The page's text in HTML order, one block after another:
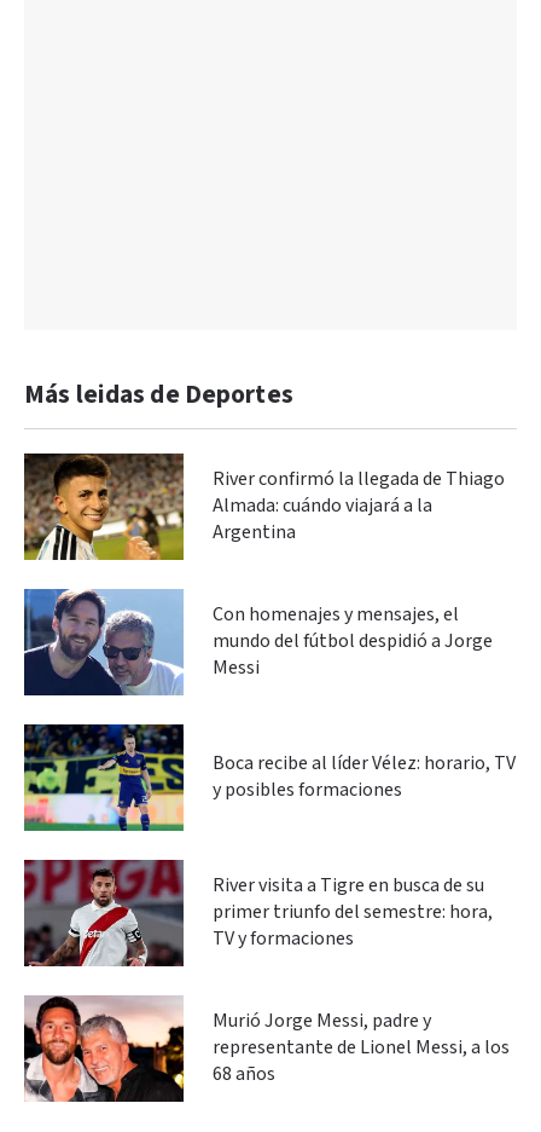
Más leidas de Deportes
River confirmó la llegada de Thiago
Almada: cuándo viajará a la
Argentina
Con homenajes y mensajes, el
mundo del fútbol despidió a Jorge
Messi
Boca recibe al líder Vélez: horario, TV
y posibles formaciones
River visita a Tigre en busca de su
primer triunfo del semestre: hora,
TV y formaciones
Murió Jorge Messi, padre y
representante de Lionel Messi, a los
68 años